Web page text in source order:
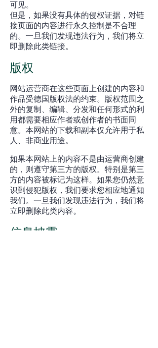
可见。
但是，如果没有具体的侵权证据，对链
接页面的内容进行永久控制是不合理
的。一旦我们发现违法行为，我们将立
即删除此类链接。
版权
网站运营商在这些页面上创建的内容和
作品受德国版权法的约束。版权范围之
外的复制、编辑、分发和任何形式的利
用都需要相应作者或创作者的书面同
意。本网站的下载和副本仅允许用于私
人、非商业用途。
如果本网站上的内容不是由运营商创建
的，则遵守第三方的版权。特别是第三
方的内容被标记为这样。如果您仍然意
识到侵犯版权，我们要求您相应地通知
我们。一旦我们发现违法行为，我们将
立即删除此类内容。
信息披露